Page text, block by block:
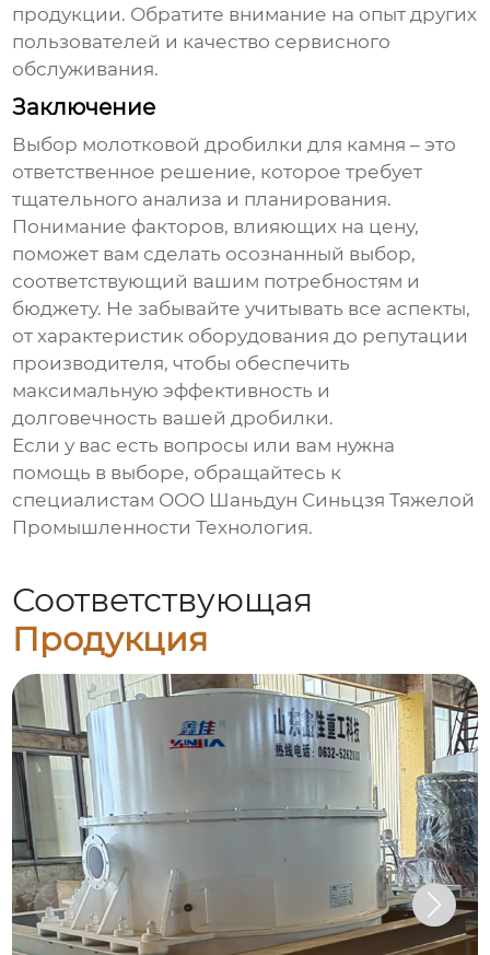
продукции. Обратите внимание на опыт других
пользователей и качество сервисного
обслуживания.
Заключение
Выбор молотковой дробилки для камня – это
ответственное решение, которое требует
тщательного анализа и планирования.
Понимание факторов, влияющих на цену,
поможет вам сделать осознанный выбор,
соответствующий вашим потребностям и
бюджету. Не забывайте учитывать все аспекты,
от характеристик оборудования до репутации
производителя, чтобы обеспечить
максимальную эффективность и
долговечность вашей дробилки.
Если у вас есть вопросы или вам нужна
помощь в выборе, обращайтесь к
специалистам ООО Шаньдун Синьцзя Тяжелой
Промышленности Технология.
Соответствующая
Продукция